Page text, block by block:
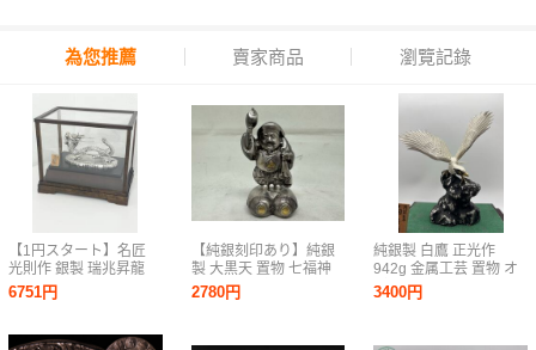
為您推薦 賣家商品 瀏覽記錄
【1円スタート】名匠
光則作 銀製 瑞兆昇龍
置物 ケース付 SILVER
900刻印 龍 竜 縁起物
約0.7kg（龍単体）
6751円
【純銀刻印あり】純銀
製 大黒天 置物 七福神
打ち出の小槌 米俵 縁起
物 開運 商売繁盛 彫刻
2780円
純銀製 白鷹 正光作
942g 金属工芸 置物 オ
ブジェ 彫刻 古美術品
レトロ ヴィンテージ レ
3400円